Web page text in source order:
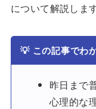
について解説します
💡 この記事でわ
昨日まで
心理的な